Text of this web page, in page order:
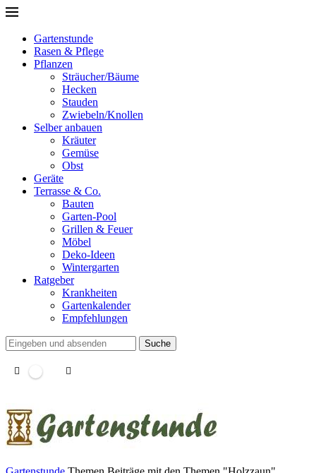
Gartenstunde
Rasen & Pflege
Pflanzen
Sträucher/Bäume
Hecken
Stauden
Zwiebeln/Knollen
Selber anbauen
Kräuter
Gemüse
Obst
Geräte
Terrasse & Co.
Bauten
Garten-Pool
Grillen & Feuer
Möbel
Deko-Ideen
Wintergarten
Ratgeber
Krankheiten
Gartenkalender
Empfehlungen
Suche